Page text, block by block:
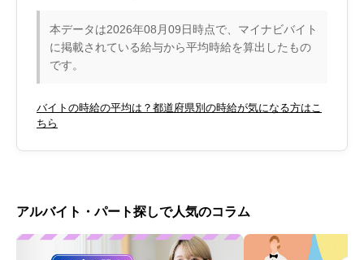
本データは2026年08月09日時点で、マイナビバイト
に掲載されている給与から平均時給を算出したもの
です。
バイトの時給の平均は？都道府県別の時給が気になる方はこ
ちら
アルバイト・パート探しで人気のコラム